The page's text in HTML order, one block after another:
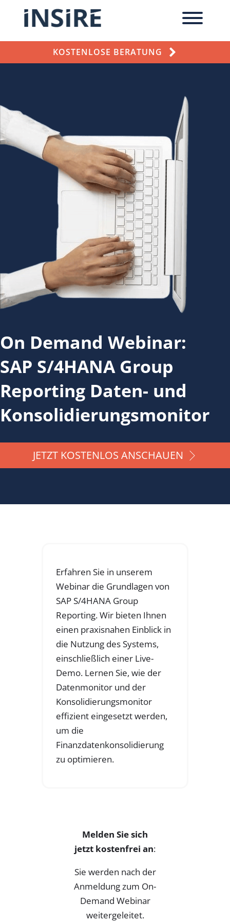
KOSTENLOSE BERATUNG
On Demand Webinar:
SAP S/4HANA Group
Reporting Daten- und
Konsolidierungsmonitor
JETZT KOSTENLOS ANSCHAUEN
Erfahren Sie in unserem
Webinar die Grundlagen von
SAP S/4HANA Group
Reporting. Wir bieten Ihnen
einen praxisnahen Einblick in
die Nutzung des Systems,
einschließlich einer Live-
Demo. Lernen Sie, wie der
Datenmonitor und der
Konsolidierungsmonitor
effizient eingesetzt werden,
um die
Finanzdatenkonsolidierung
zu optimieren.
Melden Sie sich
jetzt kostenfrei an:
Sie werden nach der
Anmeldung zum On-
Demand Webinar
weitergeleitet.